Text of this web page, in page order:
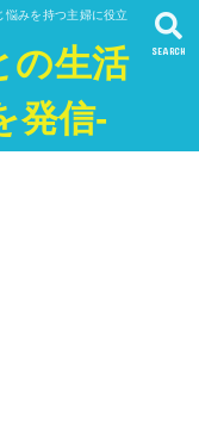
悩みを持つ主婦に役立
の生活
発信-
SEARCH